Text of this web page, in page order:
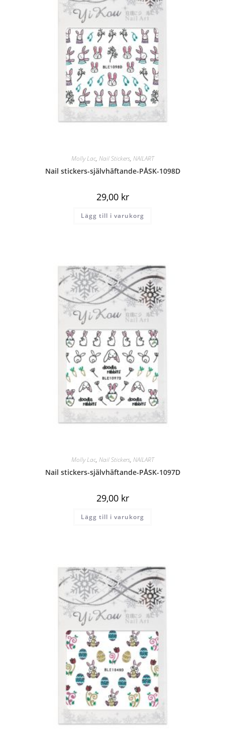
Molly Lac, Nail Stickers, NAILART
Nail stickers-självhäftande-PÅSK-1098D
29,00 kr
Lägg till i varukorg
Molly Lac, Nail Stickers, NAILART
Nail stickers-självhäftande-PÅSK-1097D
29,00 kr
Lägg till i varukorg